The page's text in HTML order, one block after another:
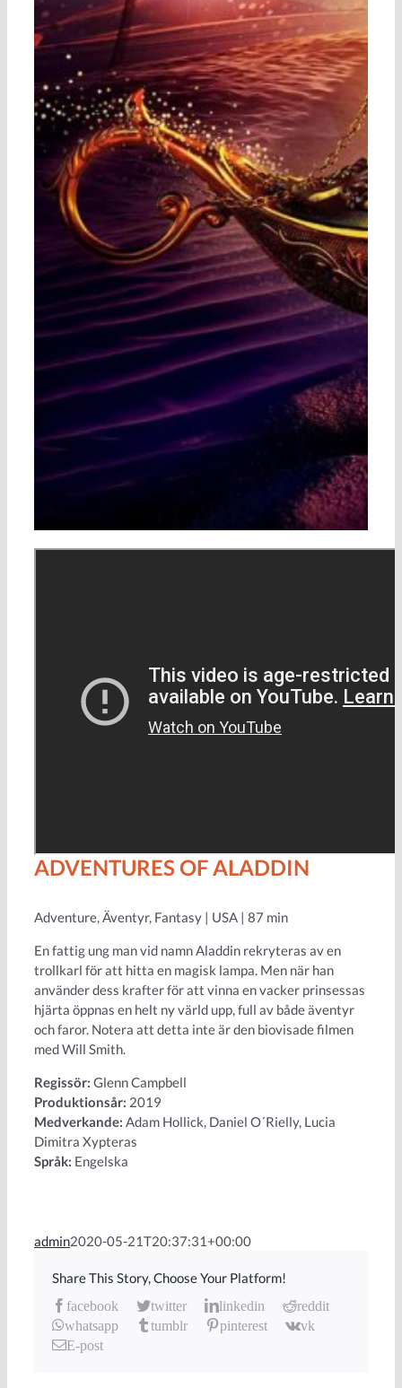
ADVENTURES OF ALADDIN
Adventure, Äventyr, Fantasy | USA | 87 min
En fattig ung man vid namn Aladdin rekryteras av en
trollkarl för att hitta en magisk lampa. Men när han
använder dess krafter för att vinna en vacker prinsessas
hjärta öppnas en helt ny värld upp, full av både äventyr
och faror. Notera att detta inte är den biovisade filmen
med Will Smith.
Regissör: Glenn Campbell
Produktionsår: 2019
Medverkande: Adam Hollick, Daniel O´Rielly, Lucia
Dimitra Xypteras
Språk: Engelska
admin2020-05-21T20:37:31+00:00
Share This Story, Choose Your Platform!
facebook twitter linkedin
reddit
whatsapp
tumblr pinterest
vk
E-post